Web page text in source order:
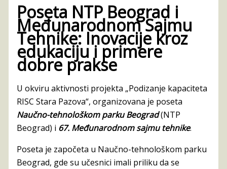
Poseta NTP Beograd i
Međunarodnom Sajmu
Tehnike: Inovacije kroz
edukaciju i primere
dobre prakse
U okviru aktivnosti projekta „Podizanje kapaciteta
RISC Stara Pazova“, organizovana je poseta
Naučno-tehnološkom parku Beograd(NTP
Beograd) i 67. Međunarodnom sajmu tehnike.
Poseta je započeta u Naučno-tehnološkom parku
Beograd, gde su učesnici imali priliku da se